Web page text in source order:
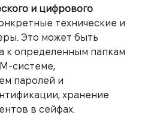
и цифрового
технические и
Это может быть
к определенным папкам
системе,
паролей и
хранение
в сейфах.